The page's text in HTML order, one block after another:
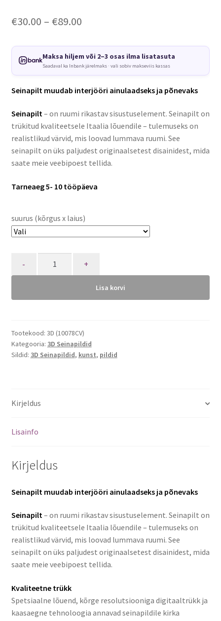
€30.00 – €89.00Price
€30.00
through
€89.00
Maksa hiljem või 2–3 osas ilma lisatasuta
Saadaval ka Inbank järelmaks · vali sobiv makseviis kassas
Seinapilt muudab interjööri ainulaadseks ja põnevaks
Seinapilt– on ruumi rikastav sisustuselement. Seinapilt on
trükitud kvaliteetsele Itaalia lõuendile – tulemuseks on
realistlikud värvid, mis loovad lummava ruumi. See
seinapilt on üks paljudest originaalsetest disainidest, mida
saate meie veebipoest tellida.
Tarneaeg 5- 10 tööpäeva
suurus (kõrgus x laius)
Lisa korvi
Tootekood: 3D (10078CV)
Kategooria: 3D Seinapildid
Sildid: 3D Seinapildid, kunst, pildid
Kirjeldus
Lisainfo
Kirjeldus
Seinapilt muudab interjööri ainulaadseks ja põnevaks
Seinapilt– on ruumi rikastav sisustuselement. Seinapilt on
trükitud kvaliteetsele Itaalia lõuendile – tulemuseks on
realistlikud värvid, mis loovad lummava ruumi. See
seinapilt on üks paljudest originaalsetest disainidest, mida
saate meie veebipoest tellida.
Kvaliteetne trükk
Spetsiaalne lõuend, kõrge resolutsiooniga digitaaltrükk ja
kaasaegne tehnoloogia annavad seinapildile kirka